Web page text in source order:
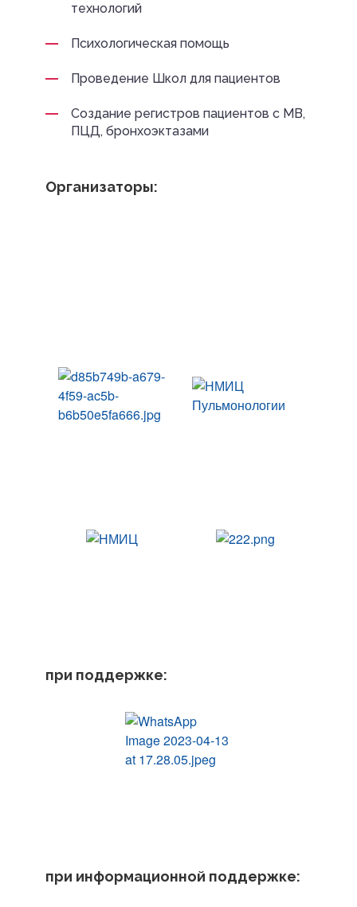
технологий
Психологическая помощь
Проведение Школ для пациентов
Создание регистров пациентов с МВ,
ПЦД, бронхоэктазами
Организаторы:
при поддержке:
при информационной поддержке: